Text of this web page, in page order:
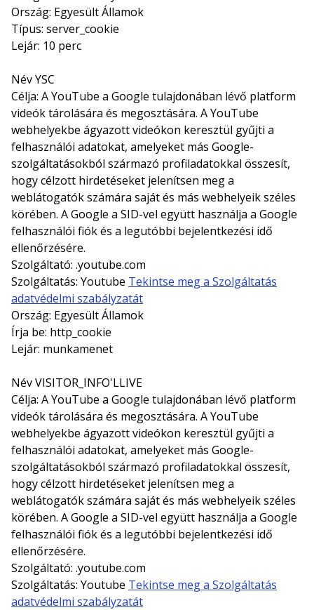
Ország: Egyesült Államok
Típus: server_cookie
Lejár: 10 perc
Név YSC
Célja: A YouTube a Google tulajdonában lévő platform
videók tárolására és megosztására. A YouTube
webhelyekbe ágyazott videókon keresztül gyűjti a
felhasználói adatokat, amelyeket más Google-
szolgáltatásokból származó profiladatokkal összesít,
hogy célzott hirdetéseket jelenítsen meg a
weblátogatók számára saját és más webhelyeik széles
körében. A Google a SID-vel együtt használja a Google
felhasználói fiók és a legutóbbi bejelentkezési idő
ellenőrzésére.
Szolgáltató: .youtube.com
Szolgáltatás: Youtube Tekintse meg a Szolgáltatás
adatvédelmi szabályzatát
Ország: Egyesült Államok
Írja be: http_cookie
Lejár: munkamenet
Név VISITOR_INFO'LLIVE
Célja: A YouTube a Google tulajdonában lévő platform
videók tárolására és megosztására. A YouTube
webhelyekbe ágyazott videókon keresztül gyűjti a
felhasználói adatokat, amelyeket más Google-
szolgáltatásokból származó profiladatokkal összesít,
hogy célzott hirdetéseket jelenítsen meg a
weblátogatók számára saját és más webhelyeik széles
körében. A Google a SID-vel együtt használja a Google
felhasználói fiók és a legutóbbi bejelentkezési idő
ellenőrzésére.
Szolgáltató: .youtube.com
Szolgáltatás: Youtube Tekintse meg a Szolgáltatás
adatvédelmi szabályzatát